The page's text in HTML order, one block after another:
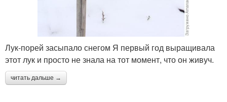
Лук-порей засыпало снегом Я первый год выращивала
этот лук и просто не знала на тот момент, что он живуч.
читать дальше →